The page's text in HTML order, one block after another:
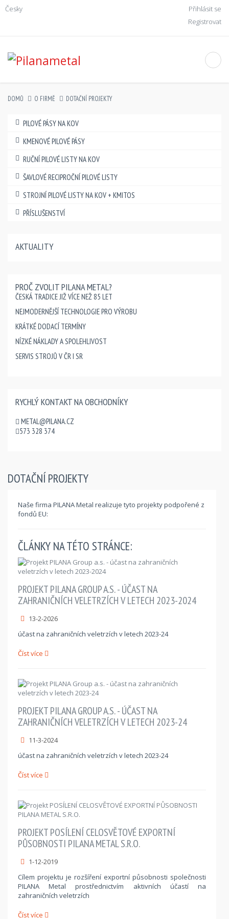
Česky
Přihlásit se
Registrovat
DOMŮ O FIRMĚ DOTAČNÍ PROJEKTY
PILOVÉ PÁSY NA KOV
KMENOVÉ PILOVÉ PÁSY
RUČNÍ PILOVÉ LISTY NA KOV
ŠAVLOVÉ RECIPROČNÍ PILOVÉ LISTY
STROJNÍ PILOVÉ LISTY NA KOV + KMITOS
PŘÍSLUŠENSTVÍ
AKTUALITY
PROČ ZVOLIT PILANA METAL?
ČESKÁ TRADICE JIŽ VÍCE NEŽ 85 LET
NEJMODERNĚJŠÍ TECHNOLOGIE PRO VÝROBU
KRÁTKÉ DODACÍ TERMÍNY
NÍZKÉ NÁKLADY A SPOLEHLIVOST
SERVIS STROJŮ V ČR I SR
RYCHLÝ KONTAKT NA OBCHODNÍKY
METAL@PILANA.CZ
573 328 374
DOTAČNÍ PROJEKTY
Naše firma PILANA Metal realizuje tyto projekty podpořené z
fondů EU:
ČLÁNKY NA TÉTO STRÁNCE:
PROJEKT PILANA GROUP A.S. - ÚČAST NA
ZAHRANIČNÍCH VELETRZÍCH V LETECH 2023-2024
13-2-2026
účast na zahraničních veletrzích v letech 2023-24
Číst více
PROJEKT PILANA GROUP A.S. - ÚČAST NA
ZAHRANIČNÍCH VELETRZÍCH V LETECH 2023-24
11-3-2024
účast na zahraničních veletrzích v letech 2023-24
Číst více
PROJEKT POSÍLENÍ CELOSVĚTOVÉ EXPORTNÍ
PŮSOBNOSTI PILANA METAL S.R.O.
1-12-2019
Cílem projektu je rozšíření exportní působnosti společnosti
PILANA Metal prostřednictvím aktivních účastí na
zahraničních veletrzích
Číst více